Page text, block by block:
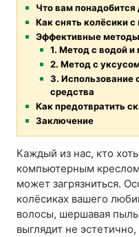
Что вам понадобится
Как снять колёсики с
Эффективные методы
1. Метод с водой
2. Метод с
3. Использование
средства
Как предотвратить
Заключение
Каждый из нас, кто
компьютерным
может загрязниться.
колёсиках вашего
волосы, шершавая
выглядит не